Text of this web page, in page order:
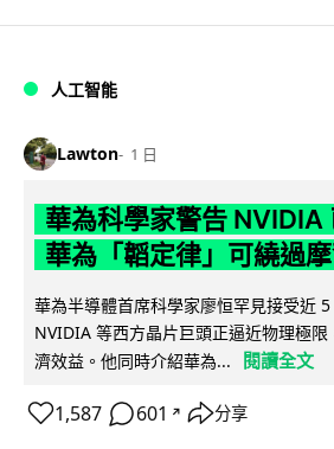
人工智能
Lawton 1 日
華為科學家警告 NVIDIA
華為「韜定律」可繞過
華為半導體首席科學家廖恒罕見接受近
NVIDIA 等西方晶片巨頭正逼近物理極
濟效益。他同時介紹華為...
閱讀全文
1,587 601 ↗ 分享